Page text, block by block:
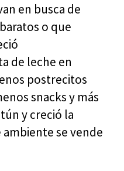
en busca de
o que
de leche en
postrecitos
snacks y más
y creció la
se vende